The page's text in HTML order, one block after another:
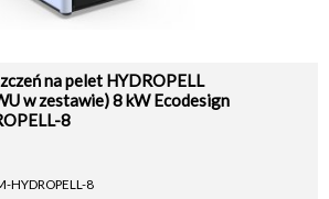
na pelet HYDROPELL
w zestawie) 8 kW Ecodesign
8
HYDROPELL-8